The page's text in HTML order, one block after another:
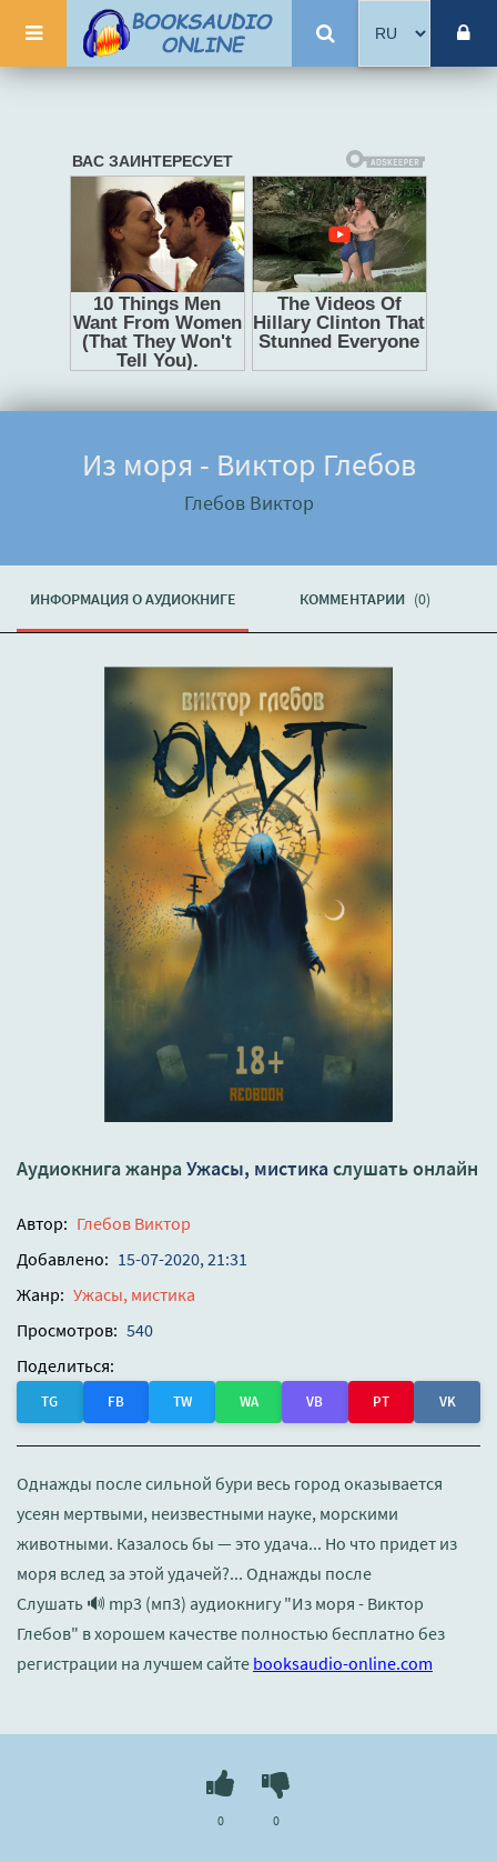
Из моря - Виктор Глебов
Глебов Виктор
ИНФОРМАЦИЯ О АУДИОКНИГЕ КОММЕНТАРИИ (0)
Аудиокнига жанра Ужасы, мистикаслушать онлайн
Автор: Глебов Виктор
Добавлено: 15-07-2020, 21:31
Жанр: Ужасы, мистика
Просмотров: 540
Поделиться:
TG FB TW WA VB PT VK
Однажды после сильной бури весь город оказывается
усеян мертвыми, неизвестными науке, морскими
животными. Казалось бы — это удача... Но что придет из
моря вслед за этой удачей?... Однажды после
Слушать 🔊 mp3 (мп3) аудиокнигу "Из моря - Виктор
Глебов" в хорошем качестве полностью бесплатно без
регистрации на лучшем сайте booksaudio-online.com
0 0